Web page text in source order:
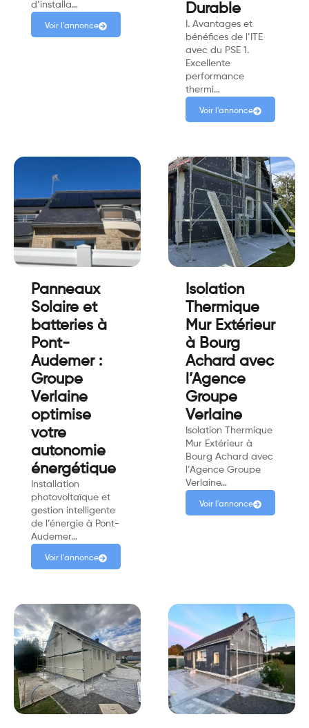
d’installa…
Voir l'annonce
Durable
I. Avantages et
bénéfices de l’ITE
avec du PSE 1.
Excellente
performance
thermi…
Voir l'annonce
Panneaux
Solaire et
batteries à
Pont-
Audemer :
Groupe
Verlaine
optimise
votre
autonomie
énergétique
Installation
photovoltaïque et
gestion intelligente
de l’énergie à Pont-
Audemer…
Voir l'annonce
Isolation
Thermique
Mur Extérieur
à Bourg
Achard avec
l’Agence
Groupe
Verlaine
Isolation Thermique
Mur Extérieur à
Bourg Achard avec
l’Agence Groupe
Verlaine…
Voir l'annonce